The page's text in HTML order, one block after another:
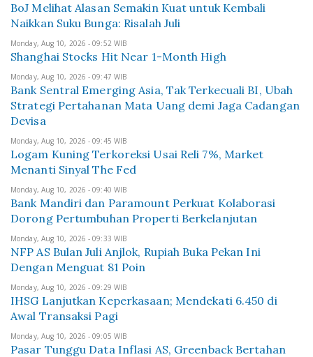
BoJ Melihat Alasan Semakin Kuat untuk Kembali
Naikkan Suku Bunga: Risalah Juli
Monday, Aug 10, 2026 - 09:52 WIB
Shanghai Stocks Hit Near 1-Month High
Monday, Aug 10, 2026 - 09:47 WIB
Bank Sentral Emerging Asia, Tak Terkecuali BI, Ubah
Strategi Pertahanan Mata Uang demi Jaga Cadangan
Devisa
Monday, Aug 10, 2026 - 09:45 WIB
Logam Kuning Terkoreksi Usai Reli 7%, Market
Menanti Sinyal The Fed
Monday, Aug 10, 2026 - 09:40 WIB
Bank Mandiri dan Paramount Perkuat Kolaborasi
Dorong Pertumbuhan Properti Berkelanjutan
Monday, Aug 10, 2026 - 09:33 WIB
NFP AS Bulan Juli Anjlok, Rupiah Buka Pekan Ini
Dengan Menguat 81 Poin
Monday, Aug 10, 2026 - 09:29 WIB
IHSG Lanjutkan Keperkasaan; Mendekati 6.450 di
Awal Transaksi Pagi
Monday, Aug 10, 2026 - 09:05 WIB
Pasar Tunggu Data Inflasi AS, Greenback Bertahan